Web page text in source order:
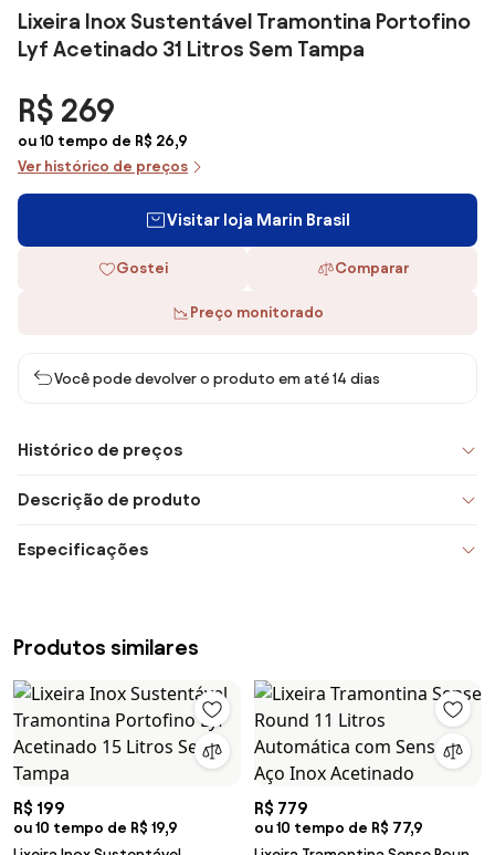
Lixeira Inox Sustentável Tramontina Portofino
Lyf Acetinado 31 Litros Sem Tampa
R$ 269
ou 10 tempo de R$ 26,9
Ver histórico de preços
Visitar loja Marin Brasil
Gostei Comparar
Preço monitorado
Você pode devolver o produto em até 14 dias
Histórico de preços
Descrição de produto
Especificações
Produtos similares
R$ 199
ou 10 tempo de R$ 19,9
R$ 779
ou 10 tempo de R$ 77,9